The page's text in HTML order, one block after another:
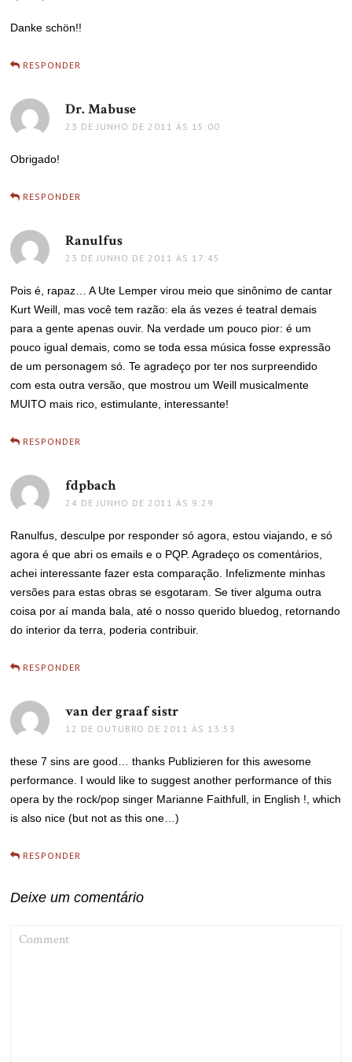
Danke schön!!
RESPONDER
Dr. Mabuse
23 DE JUNHO DE 2011 ÀS 15:00
Obrigado!
RESPONDER
Ranulfus
23 DE JUNHO DE 2011 ÀS 17:45
Pois é, rapaz… A Ute Lemper virou meio que sinônimo de cantar
Kurt Weill, mas você tem razão: ela ás vezes é teatral demais
para a gente apenas ouvir. Na verdade um pouco pior: é um
pouco igual demais, como se toda essa música fosse expressão
de um personagem só. Te agradeço por ter nos surpreendido
com esta outra versão, que mostrou um Weill musicalmente
MUITO mais rico, estimulante, interessante!
RESPONDER
fdpbachdisse:
24 DE JUNHO DE 2011 ÀS 9:29
Ranulfus, desculpe por responder só agora, estou viajando, e só
agora é que abri os emails e o PQP. Agradeço os comentários,
achei interessante fazer esta comparação. Infelizmente minhas
versões para estas obras se esgotaram. Se tiver alguma outra
coisa por aí manda bala, até o nosso querido bluedog, retornando
do interior da terra, poderia contribuir.
RESPONDER
van der graaf sistr
12 DE OUTUBRO DE 2011 ÀS 13:53
these 7 sins are good… thanks Publizieren for this awesome
performance. I would like to suggest another performance of this
opera by the rock/pop singer Marianne Faithfull, in English !, which
is also nice (but not as this one…)
RESPONDER
Deixe um comentário